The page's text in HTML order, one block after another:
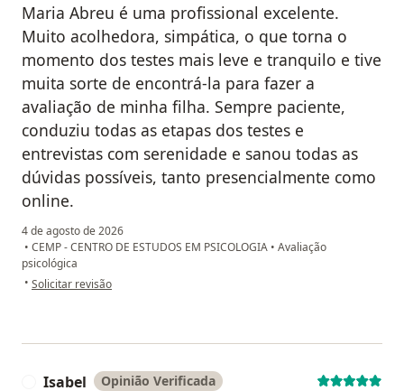
Maria Abreu é uma profissional excelente.
Muito acolhedora, simpática, o que torna o
momento dos testes mais leve e tranquilo e tive
muita sorte de encontrá-la para fazer a
avaliação de minha filha. Sempre paciente,
conduziu todas as etapas dos testes e
entrevistas com serenidade e sanou todas as
dúvidas possíveis, tanto presencialmente como
online.
4 de agosto de 2026
• CEMP - CENTRO DE ESTUDOS EM PSICOLOGIA • Avaliação
psicológica
• na opinião do utilizador Nathalia Lima
Solicitar revisão
Isabel Opinião Verificada